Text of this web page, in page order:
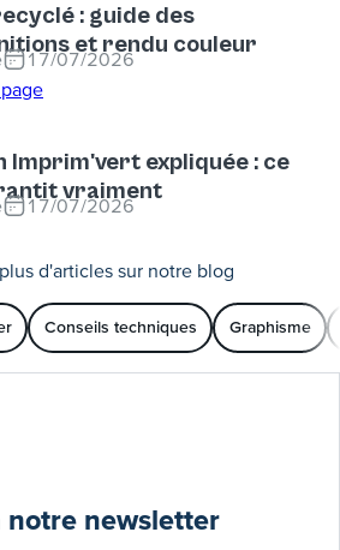
: guide des
et rendu couleur
17/07/2026
expliquée : ce
vraiment
17/07/2026
d'articles sur notre blog
Conseils techniques Graphisme
notre newsletter